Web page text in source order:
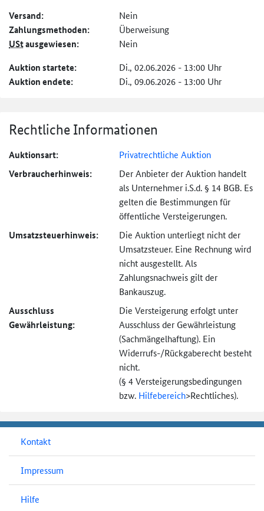
Versand: Nein
Zahlungs­methoden: Überweisung
UStausgewiesen: Nein
Auktion startete: Di., 02.06.2026 - 13:00 Uhr
Auktion endete: Di., 09.06.2026 - 13:00 Uhr
Rechtliche Informationen
Auktionsart: Privatrechtliche Auktion
Verbraucher­hinweis:
Der Anbieter der Auktion handelt
als Unternehmer i.S.d. § 14 BGB. Es
gelten die Bestimmungen für
öffentliche Versteigerungen.
Umsatzsteuer­hinweis:
Die Auktion unterliegt nicht der
Umsatzsteuer. Eine Rechnung wird
nicht ausgestellt. Als
Zahlungsnachweis gilt der
Bankauszug.
Ausschluss
Gewährleistung:
Die Versteigerung erfolgt unter
Ausschluss der Gewährleistung
(Sachmängel­haftung). Ein
Widerrufs-/Rückgaberecht besteht
nicht.
(§ 4 Versteigerungs­bedingungen
bzw. Hilfebereich>Rechtliches).
Kontakt
Impressum
Hilfe